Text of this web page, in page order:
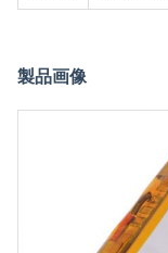
製品画像